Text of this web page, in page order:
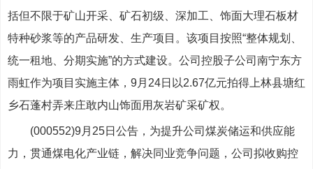
括但不限于矿山开采、矿石初级、深加工、饰面大理石板材
特种砂浆等的产品研发、生产项目。该项目按照“整体规划、
统一租地、分期实施”的方式建设。公司控股子公司南宁东方
雨虹作为项目实施主体，9月24日以2.67亿元拍得上林县塘红
乡石蓬村弄来庄敢内山饰面用灰岩矿采矿权。
(000552)9月25日公告，为提升公司煤炭储运和供应能
力，贯通煤电化产业链，解决同业竞争问题，公司拟收购控